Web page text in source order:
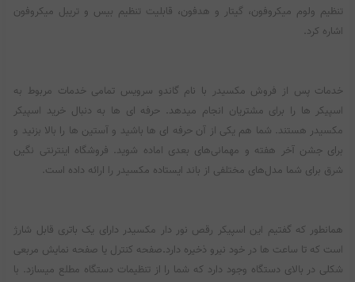
تنظیم ولوم میکروفون، گیتار و هدفون، قابلیت تنظیم بیس و تریبل میکروفون
اشاره کرد.
خدمات پس از فروش مکسیدر با نام گاندو سرویس تمامی خدمات مربوط به
اسپیکر ها را برای مشتریان انجام میدهد. حرفه ای ها به دنبال خرید اسپیکر
مکسیدر هستند. شما هم یکی از آن حرفه ای ها باشید و آستین ها را بالا بزنید و
برای جشن آخر هفته و مهمانی‌‌‌های بعدی اماده شوید. فروشگاه اینترنتی نگین
شرق برای شما مدل‌‌‌های مختلفی از باند ایستاده مکسیدر را ارائه داده است.
همانطور که گفتیم این اسپیکر رقص نور دار مکسیدر دارای یک باتری قابل شارژ
است که تا ساعت ها در خود نیرو ذخیره دارد.صفحه کنترل یا صفحه نمایش مربعی
شکلی در بالای دستگاه وجود دارد که شما را از تنظیمات دستگاه مطلع میسازد. با